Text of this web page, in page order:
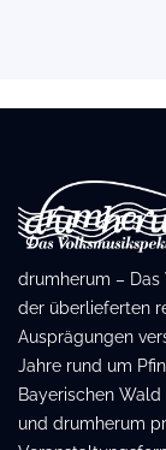
drumherum – Das
der überlieferten
Ausprägungen
Jahre rund um
Bayerischen
und drumherum